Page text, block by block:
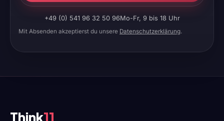
+49 (0) 541 96 32 50 96Mo-Fr, 9 bis 18 Uhr
Mit Absenden akzeptierst du unsere Datenschutzerklärung.
Think11